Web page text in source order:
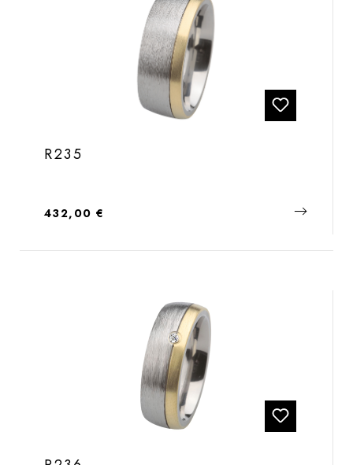
R235
Regulärer Preis:
432,00 €